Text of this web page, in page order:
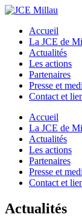
Accueil
La JCE de
Actualités
Les actions
Partenaires
Presse et
Contact et
Accueil
La JCE de
Actualités
Les actions
Partenaires
Presse et
Contact et
Actualités